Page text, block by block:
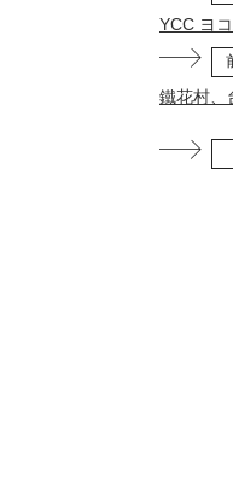
YCC ヨ
鐵花村、